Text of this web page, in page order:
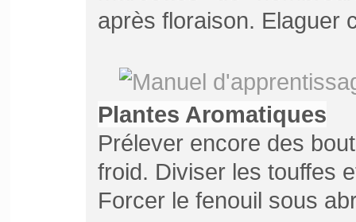
après floraison. Elaguer
Plantes Aromatiques
Prélever encore des
froid. Diviser les touffes
Forcer le fenouil sous